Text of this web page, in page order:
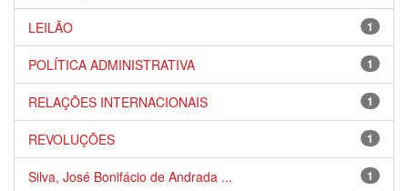
1
LEILÃO
1
POLÍTICA ADMINISTRATIVA
1
RELAÇÕES INTERNACIONAIS
1
REVOLUÇÕES
1
Silva, José Bonifácio de Andrada ...